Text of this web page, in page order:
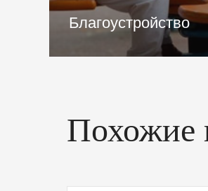
Чистовая отделка
Похожие